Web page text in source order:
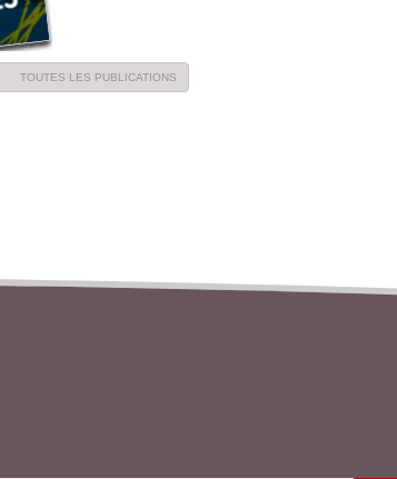
TOUTES LES PUBLICATIONS